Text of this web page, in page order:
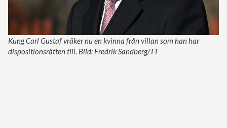
Kung Carl Gustaf vräker nu en kvinna från villan som han har
dispositionsrätten till. Bild: Fredrik Sandberg/TT